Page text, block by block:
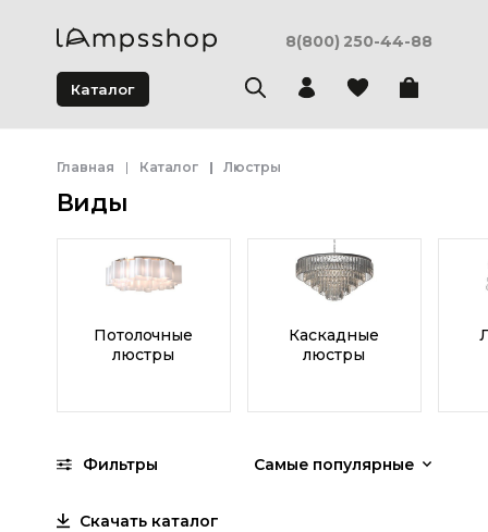
8(800) 250-44-88
Каталог
Главная Каталог Люстры
Виды
Потолочные
люстры
Каскадные
люстры
Фильтры Самые популярные
Скачать каталог